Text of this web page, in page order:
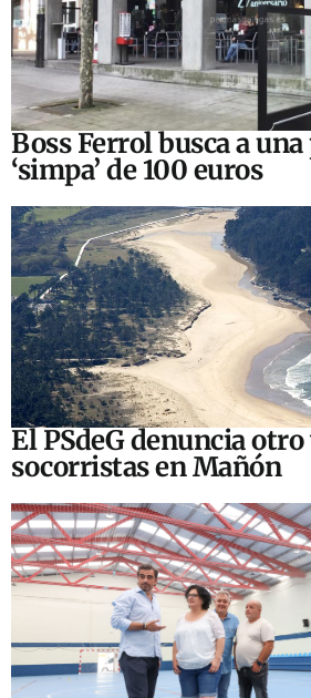
Boss Ferrol busca a
‘simpa’ de 100 euros
El PSdeG denuncia
socorristas en Mañón